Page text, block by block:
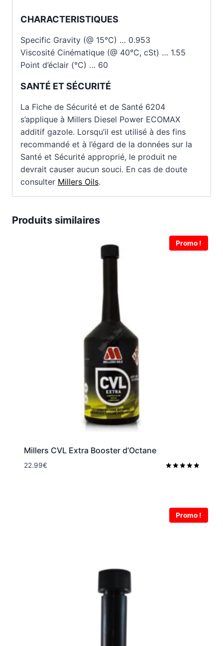
CHARACTERISTIQUES
Specific Gravity (@ 15°C) … 0.953
Viscosité Cinématique (@ 40°C, cSt) … 1.55
Point d’éclair (°C) … 60
SANTÉ ET SÉCURITÉ
La Fiche de Sécurité et de Santé 6204
s’applique à Millers Diesel Power ECOMAX
additif gazole. Lorsqu’il est utilisé à des fins
recommandé et à l’égard de la données sur la
Santé et Sécurité approprié, le produit ne
devrait causer aucun souci. En cas de doute
consulter Millers Oils.
Produits similaires
Promo !
Millers CVL Extra Booster d’Octane
22.99€
Promo !